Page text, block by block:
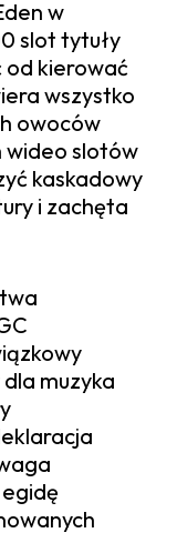
w
slot tytuły
od kierować
wszystko
owoców
wideo slotów
kaskadowy
i zachęta
muzyka